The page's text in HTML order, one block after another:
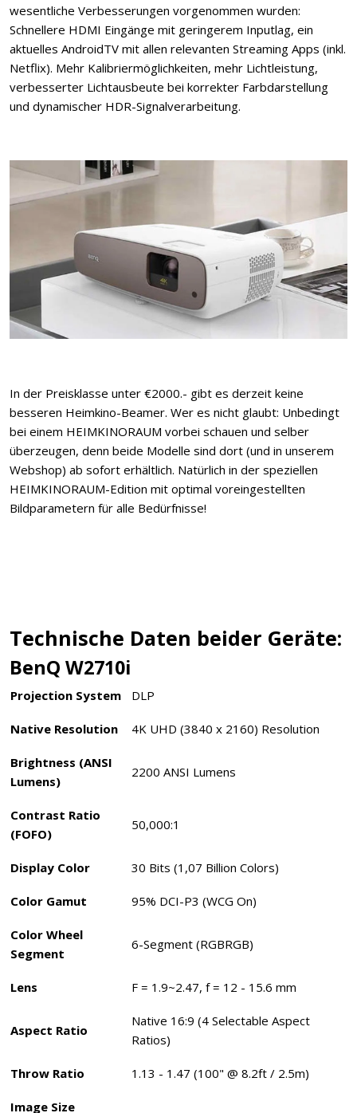
wesentliche Verbesserungen vorgenommen wurden:
Schnellere HDMI Eingänge mit geringerem Inputlag, ein
aktuelles AndroidTV mit allen relevanten Streaming Apps (inkl.
Netflix). Mehr Kalibriermöglichkeiten, mehr Lichtleistung,
verbesserter Lichtausbeute bei korrekter Farbdarstellung
und dynamischer HDR-Signalverarbeitung.
In der Preisklasse unter €2000.- gibt es derzeit keine
besseren Heimkino-Beamer. Wer es nicht glaubt: Unbedingt
bei einem HEIMKINORAUM vorbei schauen und selber
überzeugen, denn beide Modelle sind dort (und in unserem
Webshop) ab sofort erhältlich. Natürlich in der speziellen
HEIMKINORAUM-Edition mit optimal voreingestellten
Bildparametern für alle Bedürfnisse!
Technische Daten beider Geräte:
BenQ W2710i
Projection System DLP ‎
Native Resolution 4K UHD (3840 x 2160) Resolution
Brightness (ANSI
Lumens)
2200 ANSI Lumens
Contrast Ratio
(FOFO)
50,000:1
Display Color 30 Bits (1,07 Billion Colors)
Color Gamut 95% DCI-P3 (WCG On)
Color Wheel
Segment
6-Segment (RGBRGB)‎
Lens F = 1.9~2.47, f = 12 - 15.6 mm
Aspect Ratio
Native 16:9 (4 Selectable Aspect
Ratios)
Throw Ratio 1.13 - 1.47 (100" @ 8.2ft / 2.5m)
Image Size